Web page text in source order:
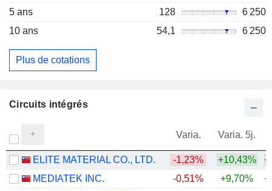
5 ans
128
6 250
10 ans
54,1 6 250
Plus de cotations
Circuits intégrés
Varia. Varia. 5j.
ELITE MATERIAL CO., LTD. -1,23% +10,43%
MEDIATEK INC.
-0,51% +9,70%